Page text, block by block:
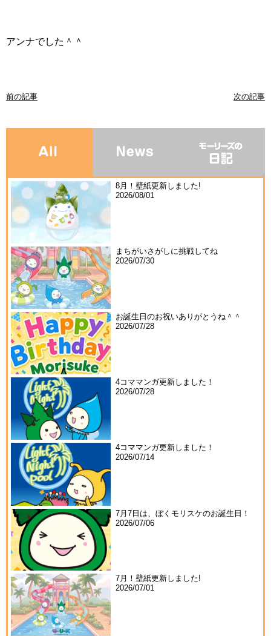
アンナでした＾＾
前の記事 次の記事
8月！壁紙更新しました!
2026/08/01
まちがいさがしに挑戦してね
2026/07/30
お誕生日のお祝いありがとうね＾＾
2026/07/28
4コママンガ更新しました！
2026/07/28
4コママンガ更新しました！
2026/07/14
7月7日は、ぼくモリスケのお誕生日！
2026/07/06
7月！壁紙更新しました!
2026/07/01